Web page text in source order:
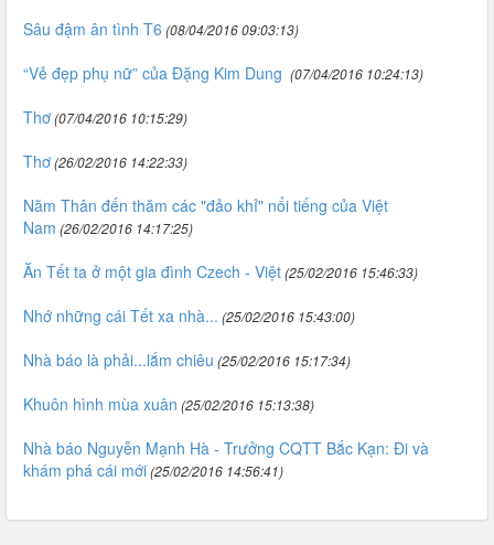
Sâu đậm ân tình T6 (08/04/2016 09:03:13)
“Vẻ đẹp phụ nữ” của Đặng Kim Dung (07/04/2016 10:24:13)
Thơ(07/04/2016 10:15:29)
Thơ(26/02/2016 14:22:33)
Năm Thân đến thăm các "đảo khỉ" nổi tiếng của Việt
Nam (26/02/2016 14:17:25)
Ăn Tết ta ở một gia đình Czech - Việt(25/02/2016 15:46:33)
Nhớ những cái Tết xa nhà... (25/02/2016 15:43:00)
Nhà báo là phải...lắm chiêu (25/02/2016 15:17:34)
Khuôn hình mùa xuân (25/02/2016 15:13:38)
Nhà báo Nguyễn Mạnh Hà - Trưởng CQTT Bắc Kạn: Đi và
khám phá cái mới(25/02/2016 14:56:41)